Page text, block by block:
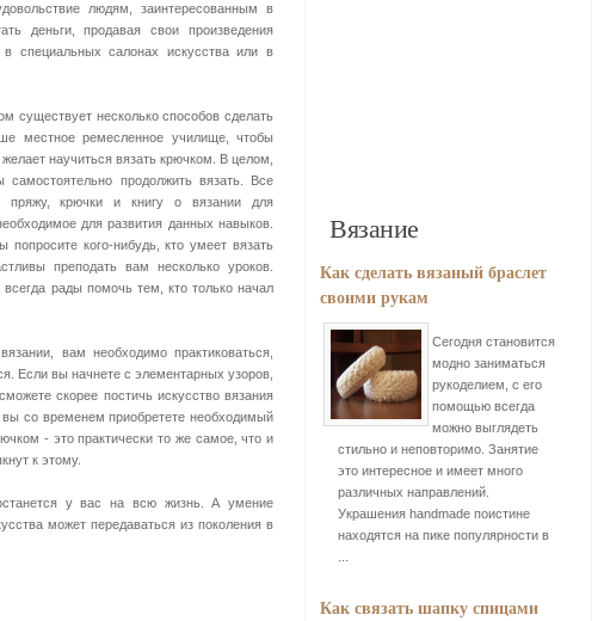
людям, заинтересованным в
деньги, продавая свои произведения
специальных салонах искусства или в
существует несколько способов сделать
местное ремесленное училище, чтобы
научиться вязать крючком. В целом,
самостоятельно продолжить вязать. Все
пряжу, крючки и книгу о вязании для
для развития данных навыков.
кого-нибудь, кто умеет вязать
преподать вам несколько уроков.
рады помочь тем, кто только начал
вам необходимо практиковаться,
Если вы начнете с элементарных узоров,
скорее постичь искусство вязания
со временем приобретете необходимый
- это практически то же самое, что и
к этому.
у вас на всю жизнь. А умение
может передаваться из поколения в
Вязание
Как сделать вязаный браслет
своими рукам
Сегодня становится
модно заниматься
рукоделием, с его
помощью всегда
можно выглядеть
стильно и неповторимо. Занятие
это интересное и имеет много
различных направлений.
Украшения handmade поистине
находятся на пике популярности в
Как связать шапку спицами